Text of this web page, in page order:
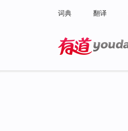
词典 翻译